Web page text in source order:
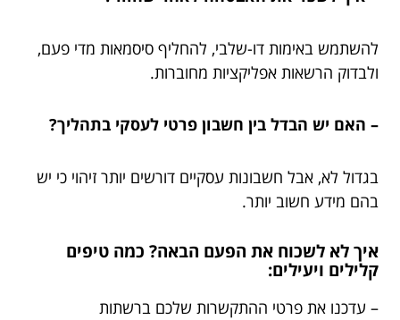
להשתמש באימות דו-שלבי, להחליף סיסמאות מדי פעם,
ולבדוק הרשאות אפליקציות מחוברות.
– האם יש הבדל בין חשבון פרטי לעסקי בתהליך?
בגדול לא, אבל חשבונות עסקיים דורשים יותר זיהוי כי יש
בהם מידע חשוב יותר.
איך לא לשכוח את הפעם הבאה? כמה טיפים
קלילים ויעילים:
– עדכנו את פרטי ההתקשרות שלכם ברשתות